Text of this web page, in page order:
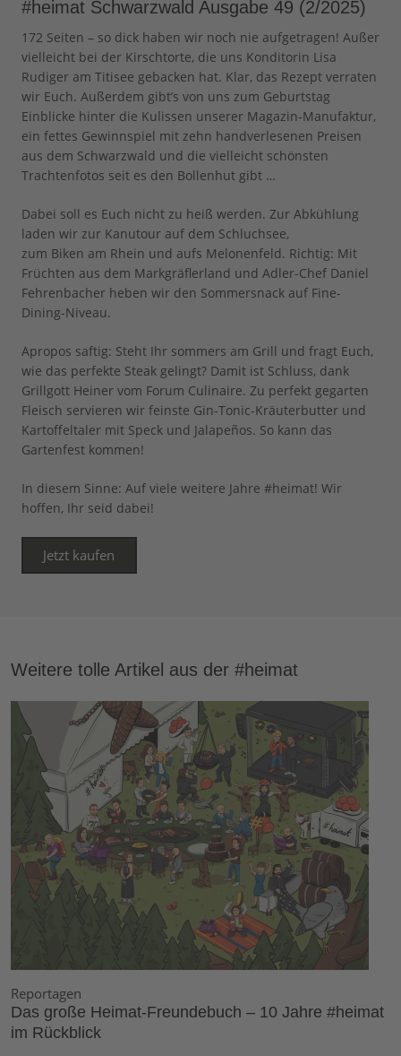
#heimat Schwarzwald Ausgabe 49 (2/2025)
172 Seiten – so dick haben wir noch nie aufgetragen! Außer
vielleicht bei der Kirschtorte, die uns Konditorin Lisa
Rudiger am Titisee gebacken hat. Klar, das Rezept verraten
wir Euch. Außerdem gibt’s von uns zum Geburtstag
Einblicke hinter die Kulissen unserer Magazin-Manufaktur,
ein fettes Gewinnspiel mit zehn handverlesenen Preisen
aus dem Schwarzwald und die vielleicht schönsten
Trachtenfotos seit es den Bollenhut gibt …
Dabei soll es Euch nicht zu heiß werden. Zur Abkühlung
laden wir zur Kanutour auf dem Schluchsee,
zum Biken am Rhein und aufs Melonenfeld. Richtig: Mit
Früchten aus dem Markgräflerland und Adler-Chef Daniel
Fehrenbacher heben wir den Sommersnack auf Fine-
Dining-Niveau.
Apropos saftig: Steht Ihr sommers am Grill und fragt Euch,
wie das perfekte Steak gelingt? Damit ist Schluss, dank
Grillgott Heiner vom Forum Culinaire. Zu perfekt gegarten
Fleisch servieren wir feinste Gin-Tonic-Kräuterbutter und
Kartoffeltaler mit Speck und Jalapeños. So kann das
Gartenfest kommen!
In diesem Sinne: Auf viele weitere Jahre #heimat! Wir
hoffen, Ihr seid dabei!
Jetzt kaufen
Weitere tolle Artikel aus der #heimat
Reportagen
Das große Heimat-Freundebuch – 10 Jahre #heimat
im Rückblick